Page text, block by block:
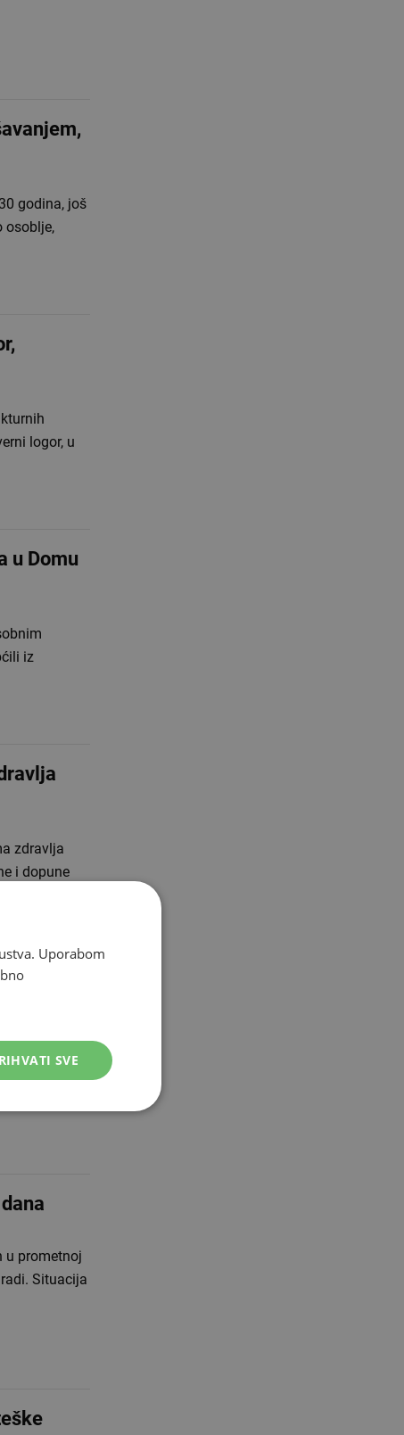
godina, još
osoblje,
logor, u
u Domu
iz
zdravlja
i dopune
u prometnoj
Uporabom
SVE